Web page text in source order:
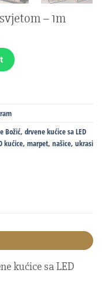
– 1m
Božić, drvene kućice sa LED
kućice, marpet, našice, ukrasi
kućice sa LED